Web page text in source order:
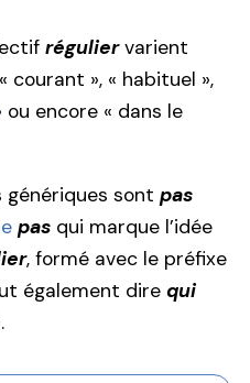
réguliervarient
courant », « habituel »,
ou encore « dans le
génériques sont pas
pas qui marque l’idée
, formé avec le préfixe
également dire qui
.